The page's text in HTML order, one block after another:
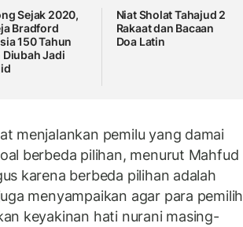
Sejak 2020,
Bradford
150 Tahun
Diubah Jadi
Niat Sholat Tahajud 2
Rakaat dan Bacaan
Doa Latin
menjalankan pemilu yang damai
berbeda pilihan, menurut Mahfud
karena berbeda pilihan adalah
menyampaikan agar para pemilih
keyakinan hati nurani masing-